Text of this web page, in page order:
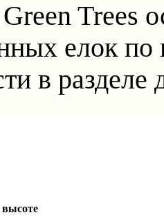
Trees
елок по
в разделе